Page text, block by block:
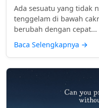
Ada sesuatu yang tidak
tenggelam di bawah
berubah dengan cepat...
Baca Selengkapnya →